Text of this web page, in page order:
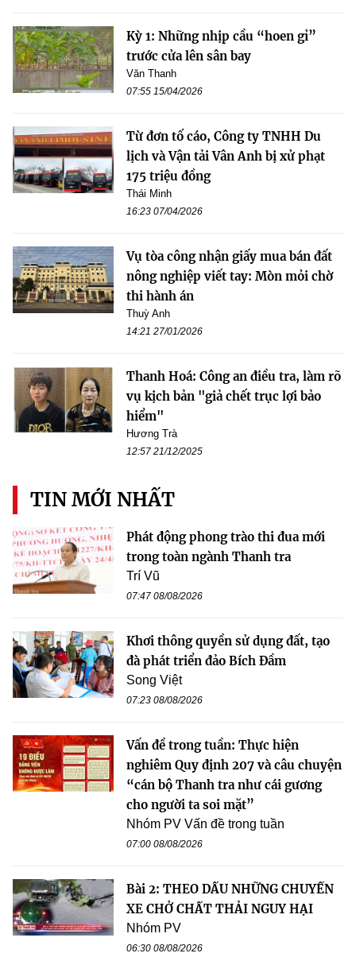
Kỳ 1: Những nhịp cầu “hoen gỉ”
trước cửa lên sân bay
Văn Thanh
07:55 15/04/2026
Từ đơn tố cáo, Công ty TNHH Du
lịch và Vận tải Vân Anh bị xử phạt
175 triệu đồng
Thái Minh
16:23 07/04/2026
Vụ tòa công nhận giấy mua bán đất
nông nghiệp viết tay: Mòn mỏi chờ
thi hành án
Thuỳ Anh
14:21 27/01/2026
Thanh Hoá: Công an điều tra, làm rõ
vụ kịch bản "giả chết trục lợi bảo
hiểm"
Hương Trà
12:57 21/12/2025
TIN MỚI NHẤT
Phát động phong trào thi đua mới
trong toàn ngành Thanh tra
Trí Vũ
07:47 08/08/2026
Khơi thông quyền sử dụng đất, tạo
đà phát triển đảo Bích Đầm
Song Việt
07:23 08/08/2026
Vấn đề trong tuần: Thực hiện
nghiêm Quy định 207 và câu chuyện
“cán bộ Thanh tra như cái gương
cho người ta soi mặt”
Nhóm PV Vấn đề trong tuần
07:00 08/08/2026
Bài 2: THEO DẤU NHỮNG CHUYẾN
XE CHỞ CHẤT THẢI NGUY HẠI
Nhóm PV
06:30 08/08/2026